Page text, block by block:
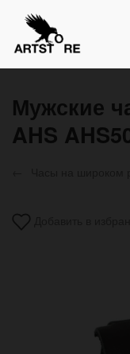
Мужские
AHS